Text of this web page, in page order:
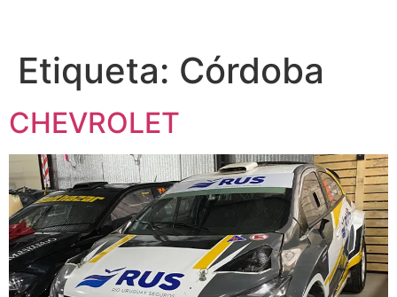
Etiqueta: Córdoba
CHEVROLET